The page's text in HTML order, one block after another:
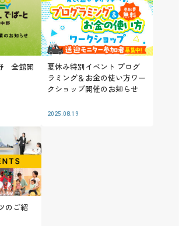
全館開
夏休み特別イベント プログ
ラミング＆お金の使い方ワー
クショップ開催のお知らせ
2025.08.19
のご紹